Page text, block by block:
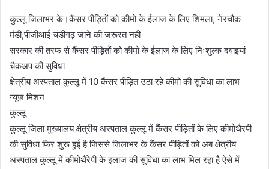
कुल्लू जिलाभर के।कैंसर पीड़ितों को कीमो के ईलाज के लिए शिमला, नेरचौक
मंडी,पीजीआई चंडीगढ़ जाने की जरूरत नहीं
सरकार की तरफ से कैंसर पीड़ितों को कीमो के ईलाज के लिए निःशुल्क दवाइयां
चैकअप की सुविधा
क्षेत्रीय अस्पताल कुल्लू में 10 कैंसर पीड़ित उठा रहे कीमो की सुविधा का लाभ
न्यूज मिशन
कुल्लू
कुल्लू जिला मुख्यालय क्षेत्रीय अस्पताल कुल्लू में कैंसर पीड़ितों के लिए कीमोथैरपी
की सुविधा फिर शुरू हुई है जिससे जिलाभर के कैंसर पीड़ितों को अब क्षेत्रीय
अस्पताल कुल्लू में कीमोथैरेपी के इलाज की सुविधा का लाभ मिल रहा है ऐसे में